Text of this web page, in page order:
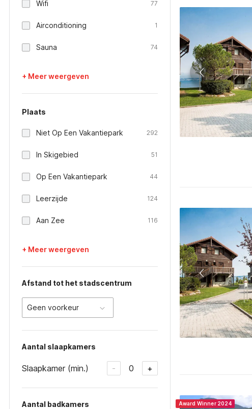
Wifi 77
Airconditioning 1
Sauna 74
+ Meer weergeven
Plaats
Niet Op Een Vakantiepark 292
In Skigebied 51
Op Een Vakantiepark 44
Leerzijde 124
Aan Zee 116
+ Meer weergeven
Afstand tot het stadscentrum
Geen voorkeur
Aantal slaapkamers
Slaapkamer (min.) - 0 +
Aantal badkamers Award Winner 2024